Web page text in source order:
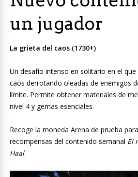
un jugador
La grieta del caos (1730+)
Un desafío intenso en solitario en el
caos derrotando oleadas de enemigos
límite. Permite obtener materiales de
nivel 4 y gemas esenciales.
Recoge la moneda Arena de prueba
recompensas del contenido semanal El
Haal.